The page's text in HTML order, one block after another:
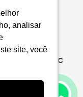
analisar
site, você
no e-MEC